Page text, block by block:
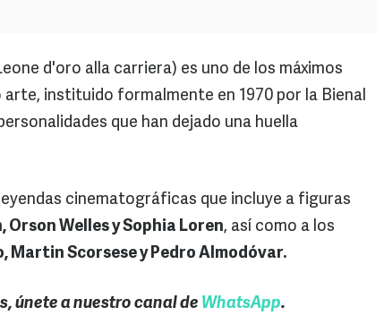
d'oro alla carriera) es uno de los máximos
instituido formalmente en 1970 por la Bienal
que han dejado una huella
cinematográficas que incluye a figuras
Orson Welles y Sophia Loren, así como a los
Martin Scorsese y Pedro Almodóvar.
únete a nuestro canal de WhatsApp.